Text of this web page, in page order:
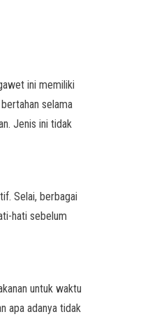
ini memiliki
selama
Jenis ini tidak
Selai, berbagai
hati sebelum
untuk waktu
apa adanya tidak